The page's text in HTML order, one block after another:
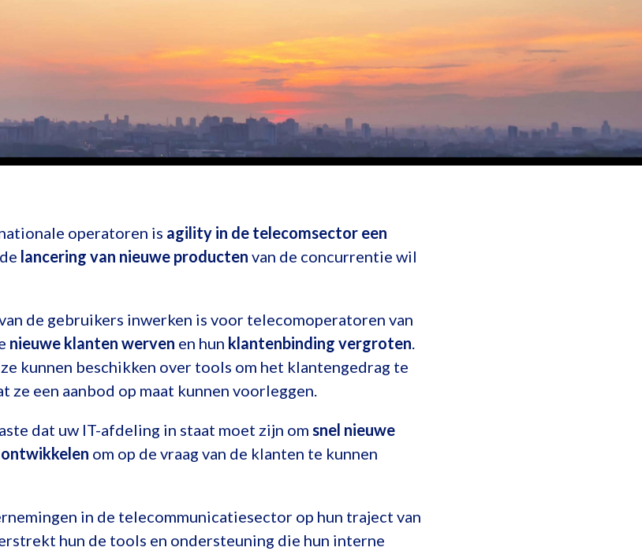
operatoren is agility in de telecomsector een
lancering van nieuwe producten van de concurrentie wil
de gebruikers inwerken is voor telecomoperatoren van
nieuwe klanten werven en hun klantenbinding vergroten.
kunnen beschikken over tools om het klantengedrag te
ze een aanbod op maat kunnen voorleggen.
dat uw IT-afdeling in staat moet zijn om snel nieuwe
om op de vraag van de klanten te kunnen
in de telecommunicatiesector op hun traject van
hun de tools en ondersteuning die hun interne